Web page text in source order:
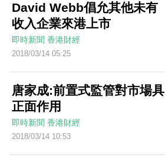
David Webb倡允其他未有
收入企業來港上市
即時新聞 香港財經
2018/03/14 05:25
唐家成:前置式監管對市場具
正面作用
即時新聞 香港財經
2018/03/14 10:53